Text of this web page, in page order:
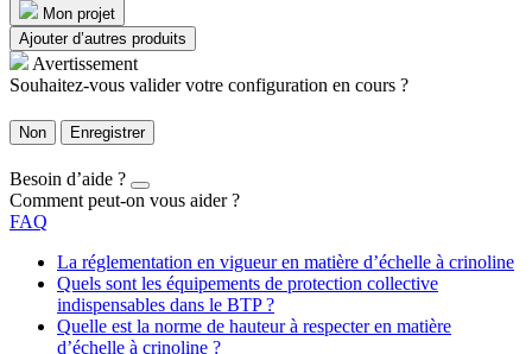
Mon projet
Ajouter d’autres produits
Avertissement
Souhaitez-vous valider votre configuration en cours ?
Non Enregistrer
Besoin d’aide ?
Comment peut-on vous aider ?
FAQ
La réglementation en vigueur en matière d’échelle à crinoline
Quels sont les équipements de protection collective
indispensables dans le BTP ?
Quelle est la norme de hauteur à respecter en matière
d’échelle à crinoline ?